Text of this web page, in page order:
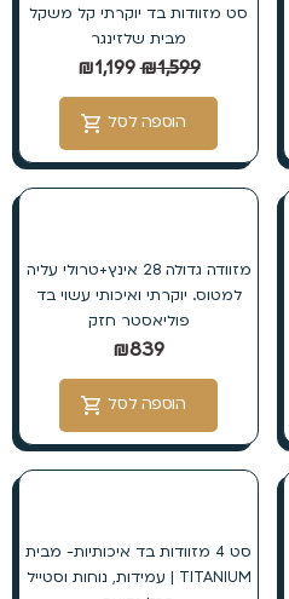
סט מזוודות בד יוקרתי קל משקל
מבית שלזינגר
₪1,599
₪1,199
הוספה לסל
מזוודה גדולה 28 אינץ+טרולי עליה
למטוס. יוקרתי ואיכותי עשוי בד
פוליאסטר חזק
₪839
הוספה לסל
סט 4 מזוודות בד איכותיות- מבית
TITANIUM | עמידות, נוחות וסטייל